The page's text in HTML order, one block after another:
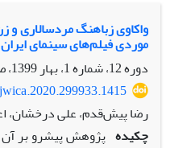
واکاوی زباهنگ مردسالاری و
موردی فیلم‌های سینمای ایران در
دوره 12، شماره 1، بهار 1399، صفحه
رضا پیش‌قدم، علی درخشان،
چکیده